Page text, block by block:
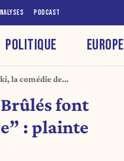
PODCAST
POLITIQUE EUROPE
la comédie de
font
: plainte